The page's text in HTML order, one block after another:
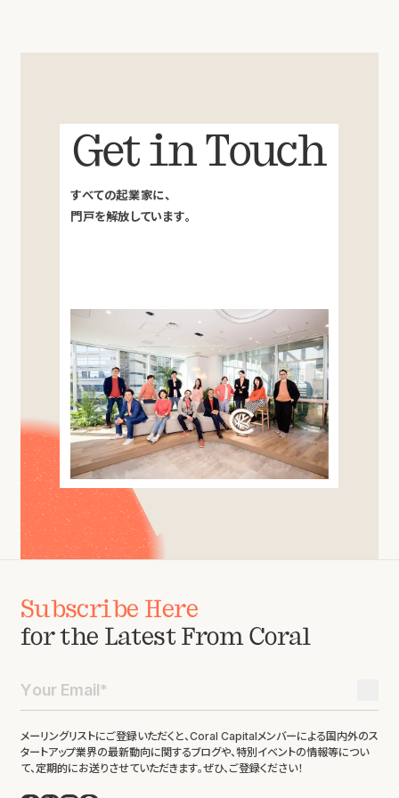
Get in Touch
すべての起業家に、
門戸を解放しています。
Subscribe Here
for the Latest From Coral
メーリングリストにご登録いただくと、Coral Capitalメンバーによる国内外のス
タートアップ業界の最新動向に関するブログや、特別イベントの情報等につい
て、定期的にお送りさせていただきます。ぜひ、ご登録ください！